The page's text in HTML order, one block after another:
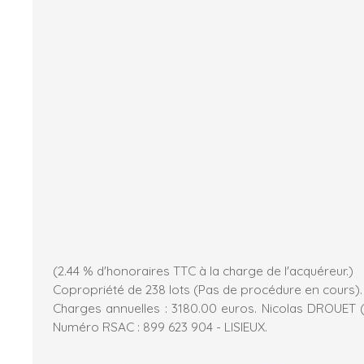
(2.44 % d'honoraires TTC à la charge de l'acquéreur.)
Copropriété de 238 lots (Pas de procédure en cours).
Charges annuelles : 3180.00 euros. Nicolas
Numéro RSAC : 899 623 904 - LISIEUX.